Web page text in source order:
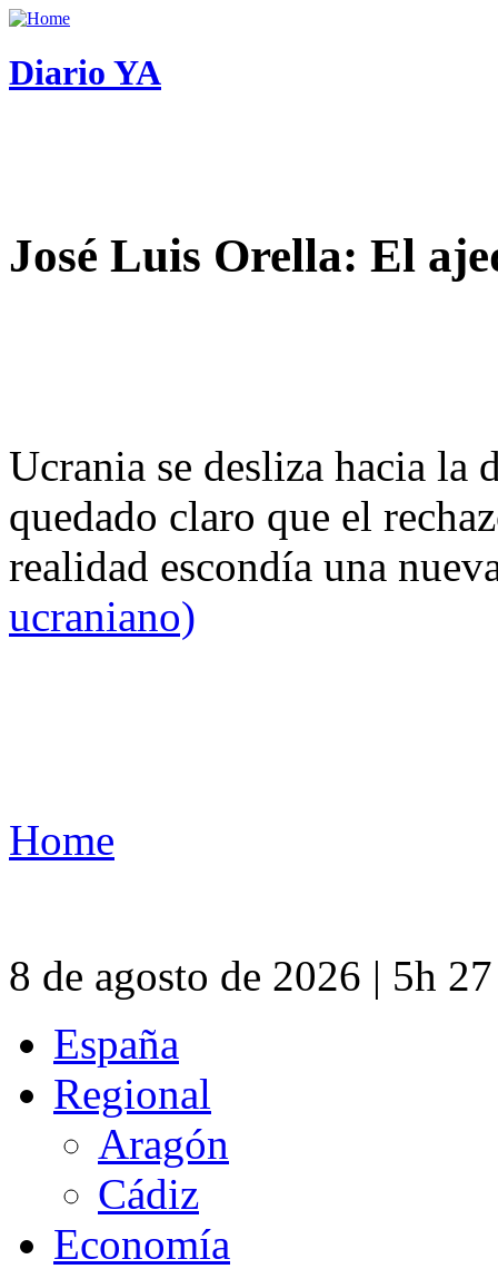
Diario YA
José Luis Orella: El
Ucrania se desliza hacia
quedado claro que el
realidad escondía una
ucraniano)
Home
8 de agosto de 2026 | 5h
España
Regional
Aragón
Cádiz
Economía